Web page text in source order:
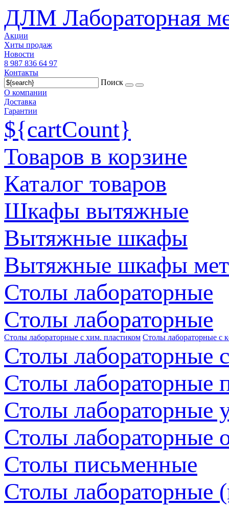
ДЛМ Лабораторная
Акции
Хиты продаж
Новости
8 987 836 64 97
Контакты
Поиск
О компании
Доставка
Гарантии
${cartCount}
Товаров в корзине
Каталог товаров
Шкафы вытяжные
Вытяжные шкафы
Вытяжные шкафы
Столы лабораторные
Столы лабораторные
Столы лабораторные с хим. пластиком Столы лабораторные с
Столы лабораторные
Столы лабораторные
Столы лабораторные
Столы лабораторные
Столы письменные
Столы лабораторные